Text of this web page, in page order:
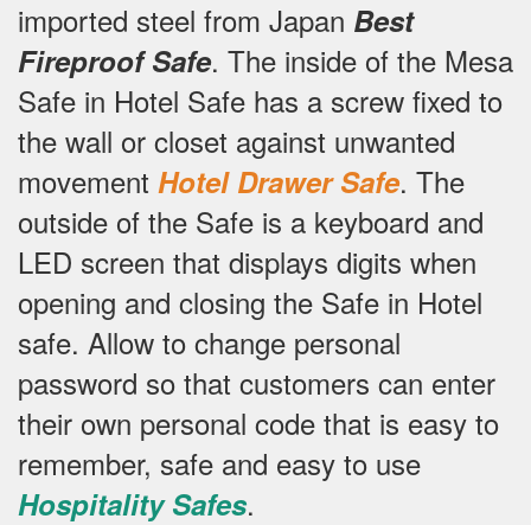
imported steel from Japan Best
Fireproof Safe. The inside of the Mesa
Safe in Hotel Safe has a screw fixed to
the wall or closet against unwanted
movement Hotel Drawer Safe. The
outside of the Safe is a keyboard and
LED screen that displays digits when
opening and closing the Safe in Hotel
safe. Allow to change personal
password so that customers can enter
their own personal code that is easy to
remember, safe and easy to use
Hospitality Safes.